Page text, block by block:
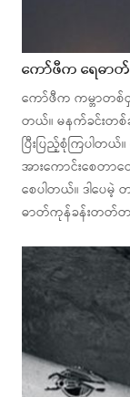
ကော်ဖီက ရေဓာတ်
ကော်ဖီက ကမ္ဘာတစ်ဝှ
တယ်။ မနက်ခင်းတ
ပြီးပြည့်စုံကြပါတ
အားကောင်းစေတာတွ
စေပါတယ်။ ဒါပေ
ဓာတ်ကုန်ခန်းတ